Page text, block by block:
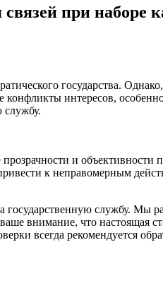
при наборе
государства.
интересов,
службу.
и
к неправомерным
службу. Мы
внимание, что настоящая
всегда рекомендуется